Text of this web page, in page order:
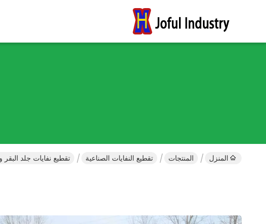
المنزل المنتجات تقطيع النفايات الصناعية تقطيع نفايات جلد البقر